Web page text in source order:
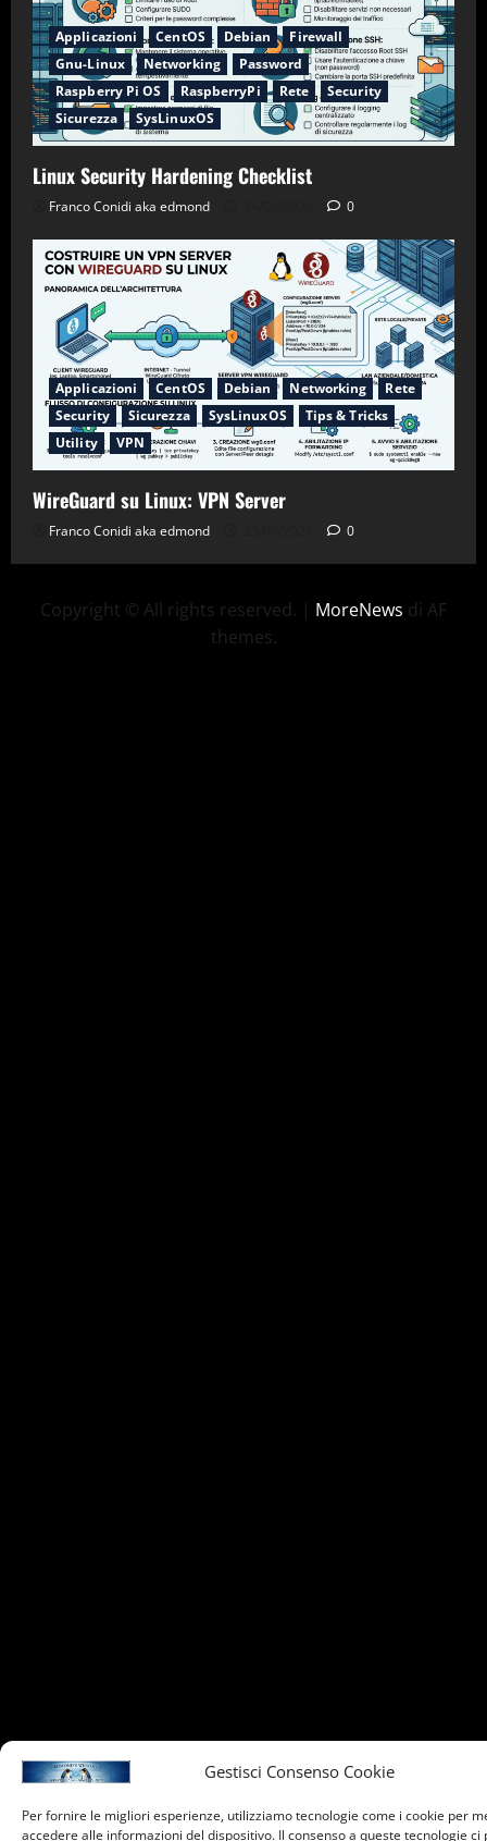
Gestisci Consenso Cookie
Per fornire le migliori esperienze, utilizziamo tecnologie come i cookie per
accedere alle informazioni del dispositivo. Il consenso a queste tecnologie
Applicazioni CentOS Debian
Firewall
Gnu-Linux
Networking
Password
Raspberry Pi OS
RaspberryPi Rete
Security
Sicurezza
SysLinuxOS
Linux Security Hardening Checklist
Franco Conidi aka edmond 0
Applicazioni CentOS Debian Networking
Rete
Security
Sicurezza SysLinuxOS
Tips & Tricks
Utility
VPN
WireGuard su Linux: VPN Server
Franco Conidi aka edmond 0
Copyright © All rights reserved. | MoreNews di AF
themes.